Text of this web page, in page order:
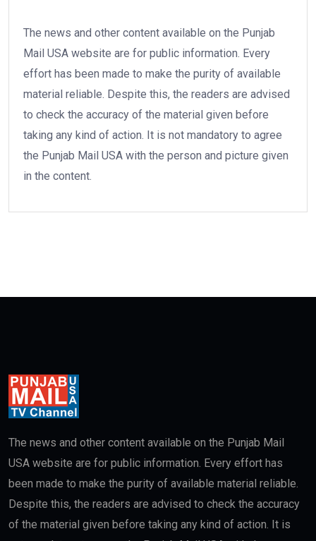
The news and other content available on the Punjab
Mail USA website are for public information. Every
effort has been made to make the purity of available
material reliable. Despite this, the readers are advised
to check the accuracy of the material given before
taking any kind of action. It is not mandatory to agree
the Punjab Mail USA with the person and picture given
in the content.
The news and other content available on the Punjab Mail
USA website are for public information. Every effort has
been made to make the purity of available material reliable.
Despite this, the readers are advised to check the accuracy
of the material given before taking any kind of action. It is